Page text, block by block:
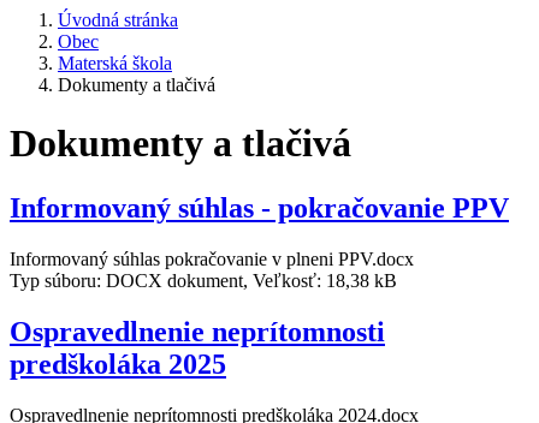
Úvodná stránka
Obec
Materská škola
Dokumenty a tlačivá
Dokumenty a tlačivá
Informovaný súhlas - pokračovanie PPV
Informovaný súhlas pokračovanie v plneni PPV.docx
Typ súboru: DOCX dokument, Veľkosť: 18,38 kB
Ospravedlnenie neprítomnosti
predškoláka 2025
Ospravedlnenie neprítomnosti predškoláka 2024.docx